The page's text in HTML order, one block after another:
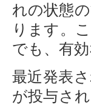
れの状態
ります。
でも、有
最近発表
が投与さ